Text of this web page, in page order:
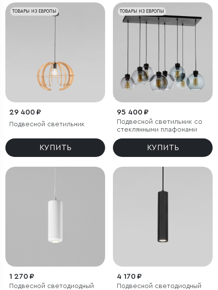
ТОВАРЫ ИЗ ЕВРОПЫ
29 400 ₽
Подвесной светильник
КУПИТЬ
ТОВАРЫ ИЗ ЕВРОПЫ
95 400 ₽
Подвесной светильник со
стеклянными плафонами
КУПИТЬ
1 270 ₽
Подвесной светодиодный
4 170 ₽
Подвесной светодиодный